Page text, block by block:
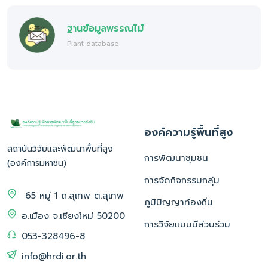
ฐานข้อมูลพรรณไม้
Plant database
สถาบันวิจัยและพัฒนาพื้นที่สูง
(องค์การมหาชน)
65 หมู่ 1 ถ.สุเทพ ต.สุเทพ
อ.เมือง จ.เชียงใหม่ 50200
053-328496-8
info@hrdi.or.th
องค์ความรู้พื้นที่สูง
การพัฒนาชุมชน
การจัดกิจกรรมกลุ่ม
ภูมิปัญญาท้องถิ่น
การวิจัยแบบมีส่วนร่วม